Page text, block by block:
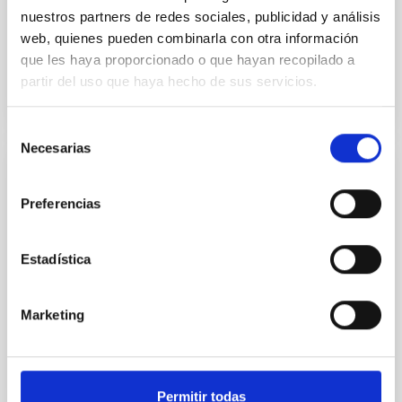
nuestros partners de redes sociales, publicidad y análisis
web, quienes pueden combinarla con otra información
que les haya proporcionado o que hayan recopilado a
partir del uso que haya hecho de sus servicios.
Necesarias
Preferencias
Estadística
Marketing
Permitir todas
ASTROFÍSICA: Explorando Marte: el
planeta rojo al descubierto
CHARLAS DE INTRODUCCIÓN A LA
tecnológico de vanguardia en Tenerife
telescopio robótico más grande, rápido y
avanzado del mundo